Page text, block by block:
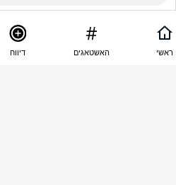
אייל עמרני
ביבי מלך ראשי האשטאגים דיווח